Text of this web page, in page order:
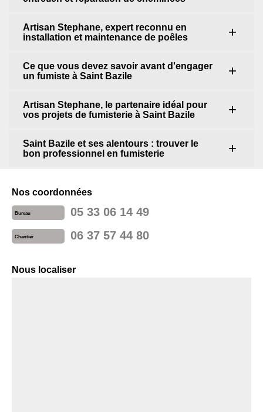
Artisan Stephane, expert reconnu en
installation et maintenance de poêles
Ce que vous devez savoir avant d'engager
un fumiste à Saint Bazile
Artisan Stephane, le partenaire idéal pour
vos projets de fumisterie à Saint Bazile
Saint Bazile et ses alentours : trouver le
bon professionnel en fumisterie
Nos coordonnées
Bureau 05 33 06 14 49
Chantier 06 37 57 44 80
Nous localiser